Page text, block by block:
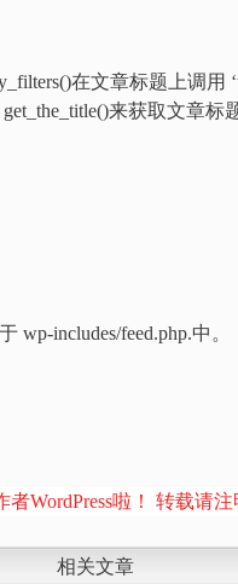
在文章标题上调用
来获取文章标
wp-includes/feed.php.中。
WordPress啦！ 转载请注
相关文章